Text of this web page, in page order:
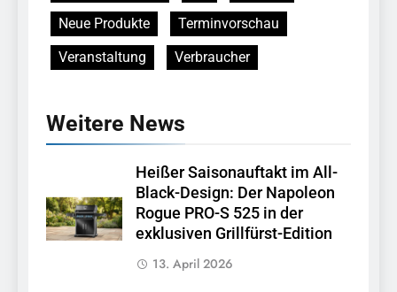
Neue Produkte
Terminvorschau
Veranstaltung
Verbraucher
Weitere News
Heißer Saisonauftakt im All-
Black-Design: Der Napoleon
Rogue PRO-S 525 in der
exklusiven Grillfürst-Edition
13. April 2026